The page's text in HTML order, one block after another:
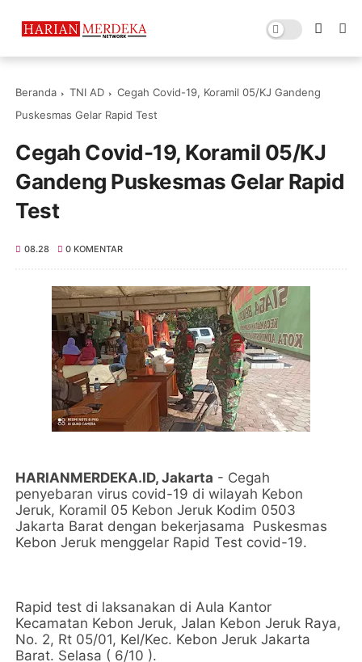
Beranda TNI AD
Cegah Covid-19, Koramil 05/KJ Gandeng
Puskesmas Gelar Rapid Test
Cegah Covid-19, Koramil 05/KJ
Gandeng Puskesmas Gelar Rapid
Test
08.28 0 KOMENTAR
HARIANMERDEKA.ID, Jakarta - Cegah
penyebaran virus covid-19 di wilayah Kebon
Jeruk, Koramil 05 Kebon Jeruk Kodim 0503
Jakarta Barat dengan bekerjasama Puskesmas
Kebon Jeruk menggelar Rapid Test covid-19.
Rapid test di laksanakan di Aula Kantor
Kecamatan Kebon Jeruk, Jalan Kebon Jeruk Raya,
No. 2, Rt 05/01, Kel/Kec. Kebon Jeruk Jakarta
Barat. Selasa ( 6/10 ).